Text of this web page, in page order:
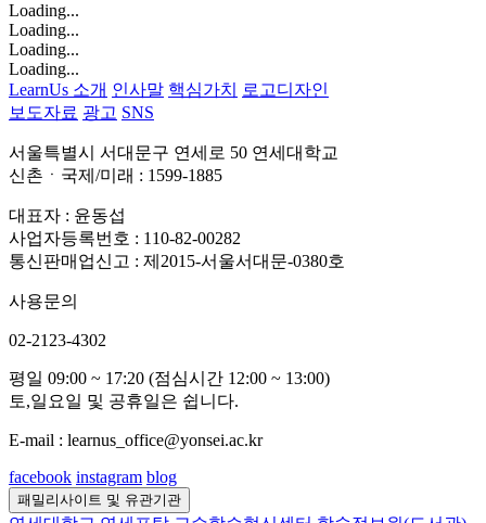
Loading...
Loading...
Loading...
Loading...
LearnUs 소개 인사말 핵심가치
로고디자인
보도자료 광고 SNS
서울특별시 서대문구 연세로 50 연세대학교
신촌ㆍ국제/미래 : 1599-1885
대표자 : 윤동섭
사업자등록번호 : 110-82-00282
통신판매업신고 : 제2015-서울서대문-0380호
사용문의
02-2123-4302
평일 09:00 ~ 17:20 (점심시간 12:00 ~ 13:00)
토,일요일 및 공휴일은 쉽니다.
E-mail : learnus_office@yonsei.ac.kr
facebook instagram blog
패밀리사이트 및 유관기관